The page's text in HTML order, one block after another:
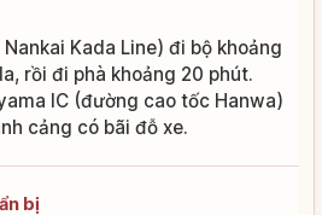
Kada Line) đi bộ khoảng
rồi đi phà khoảng 20 phút.
IC (đường cao tốc Hanwa)
cảng có bãi đỗ xe.
bị